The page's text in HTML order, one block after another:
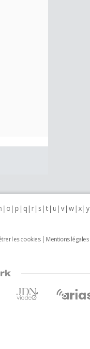
o p q r s t u v w x y
les cookies Mentions légales